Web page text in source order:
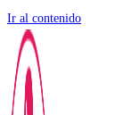
Ir al contenido